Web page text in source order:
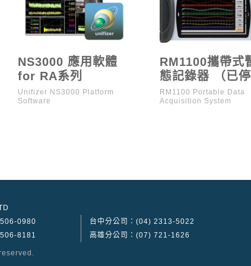
NS3000 應用軟體
for RA系列
Unifizer NS3000 Platform
Software
RM1100攜帶式
態記錄器 （已停
產）
RM1100 Portable Data
Acquisition System
0980
8181
台中分公司：(04) 2313-5022
高雄分公司：(07) 721-1626